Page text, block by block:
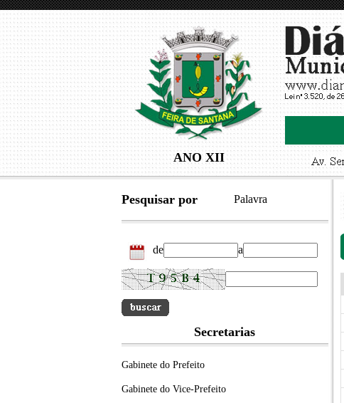
ANO XII
Pesquisar por Palavra
de a
Secretarias
Gabinete do Prefeito
Gabinete do Vice-Prefeito